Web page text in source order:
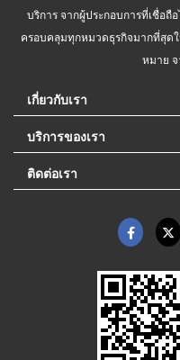
บริการ จากผู้ประกอบการที่เชื่อ
ครอบคลุมทุกหมวดธุรกิจมากที่สุด
หมาย
เกี่ยวกับเรา
บริการของเรา
ติดต่อเรา